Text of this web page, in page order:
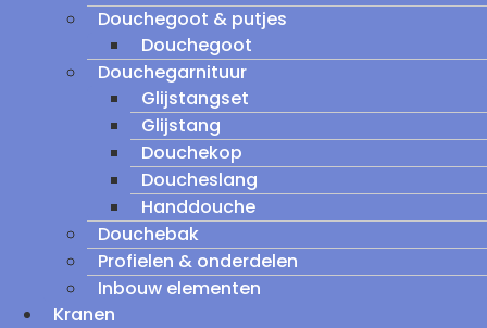
Douchegoot & putjes
Douchegoot
Douchegarnituur
Glijstangset
Glijstang
Douchekop
Doucheslang
Handdouche
Douchebak
Profielen & onderdelen
Inbouw elementen
Kranen